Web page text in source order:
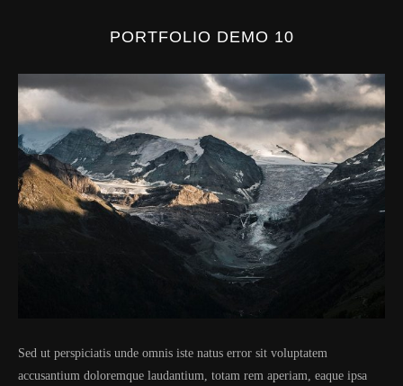
PORTFOLIO DEMO 10
Sed ut perspiciatis unde omnis iste natus error sit voluptatem
accusantium doloremque laudantium, totam rem aperiam, eaque ipsa